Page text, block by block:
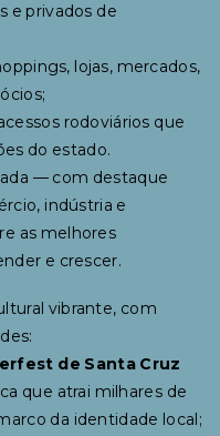
e privados de
lojas, mercados,
rodoviários que
do estado.
— com destaque
indústria e
as melhores
e crescer.
vibrante, com
de Santa Cruz
que atrai milhares de
da identidade local;